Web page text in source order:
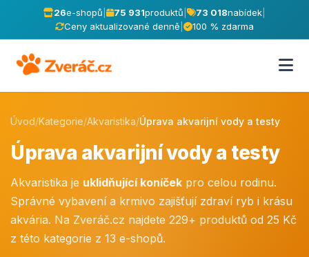
26e-shopů 75 931produktů 73 018nabídek
Ceny aktualizované denně
100 % zdarma
Úvod/Kategorie/Akvaristika/Úprava akvarijní vody a testy
Úprava akvarijní vody a testy
Akvaristika je uklidňující koníček pro celou rodinu.
Správné vybavení a krmivo zajišťují zdraví ryb i krásu
akvária. Na Zveráč.cz najdete 229+ produktů od 25 Kč
z této kategorie z 13 e-shopů.